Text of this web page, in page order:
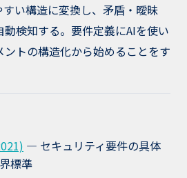
い構造に変換し、矛盾・曖昧
検知する。要件定義にAIを使い
トの構造化から始めることをす
— セキュリティ要件の具体
標準